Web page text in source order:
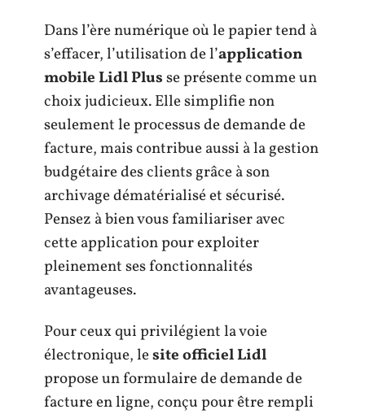
Dans l’ère numérique où le papier tend à
s’effacer, l’utilisation de l’application
mobile Lidl Plusse présente comme un
choix judicieux. Elle simplifie non
seulement le processus de demande de
facture, mais contribue aussi à la gestion
budgétaire des clients grâce à son
archivage dématérialisé et sécurisé.
Pensez à bien vous familiariser avec
cette application pour exploiter
pleinement ses fonctionnalités
avantageuses.
Pour ceux qui privilégient la voie
électronique, lesite officiel Lidl
propose un formulaire de demande de
facture en ligne, conçu pour être rempli